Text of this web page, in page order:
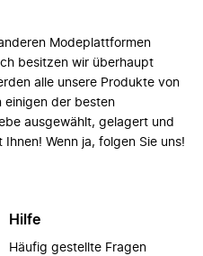
Modeplattformen
besitzen wir überhaupt
alle unsere Produkte von
einigen der besten
ausgewählt, gelagert und
Wenn ja, folgen Sie uns!
Hilfe
Häufig gestellte Fragen